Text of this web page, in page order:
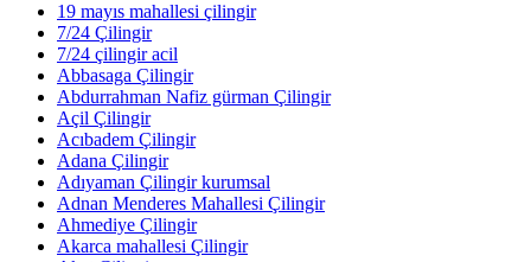
19 mayıs mahallesi çilingir
7/24 Çilingir
7/24 çilingir acil
Abbasaga Çilingir
Abdurrahman Nafiz gürman Çilingir
Açil Çilingir
Acıbadem Çilingir
Adana Çilingir
Adıyaman Çilingir kurumsal
Adnan Menderes Mahallesi Çilingir
Ahmediye Çilingir
Akarca mahallesi Çilingir